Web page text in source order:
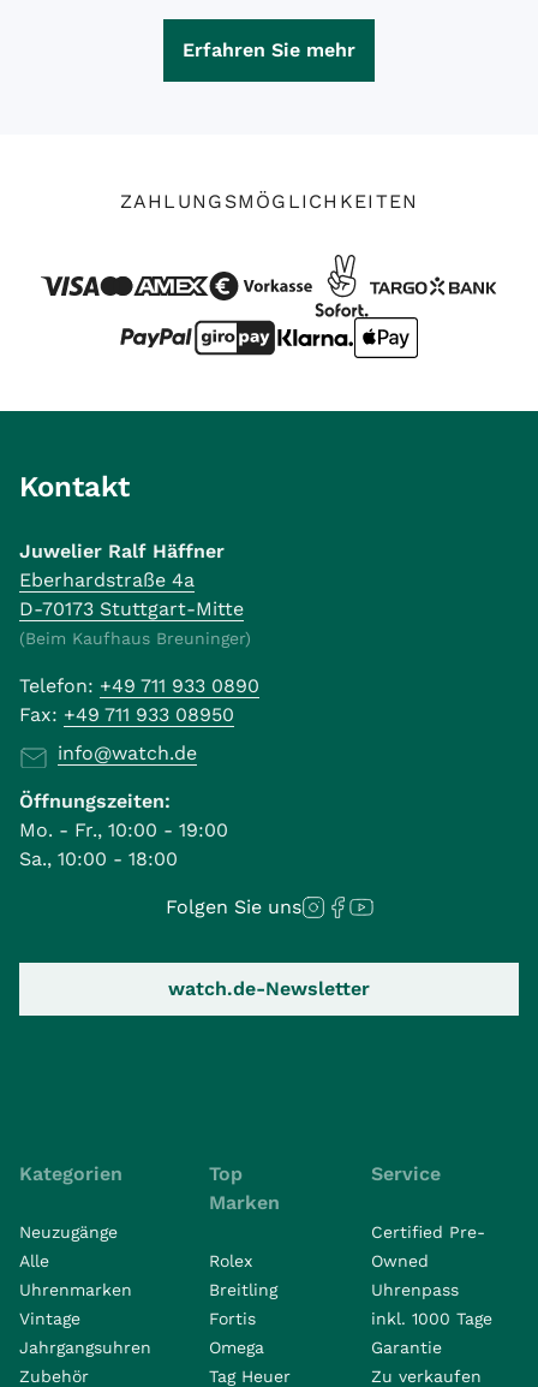
Erfahren Sie mehr
ZAHLUNGSMÖGLICHKEITEN
Kontakt
Juwelier Ralf Häffner
Eberhardstraße 4a
D-70173 Stuttgart-Mitte
(Beim Kaufhaus Breuninger)
Telefon: +49 711 933 0890
Fax: +49 711 933 08950
info@watch.de
Öffnungszeiten:
Mo. - Fr., 10:00 - 19:00
Sa., 10:00 - 18:00
Folgen Sie uns
watch.de-Newsletter
Kategorien
Neuzugänge
Alle
Uhrenmarken
Vintage
Jahrgangsuhren
Zubehör
Top
Marken
Rolex
Breitling
Fortis
Omega
Tag Heuer
Service
Certified Pre-
Owned
Uhrenpass
inkl. 1000 Tage
Garantie
Zu verkaufen